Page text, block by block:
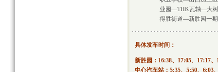
业园—THK瓦轴—大
得胜街道—新胜园一
具体发车时间：
新胜园：16:38、17:05、17:17
中心汽车站：5:35、5:50、6:03